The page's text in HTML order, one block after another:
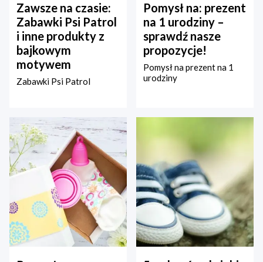
Zawsze na czasie:
Zabawki Psi Patrol
i inne produkty z
bajkowym
motywem
Zabawki Psi Patrol
Pomysł na: prezent
na 1 urodziny –
sprawdź nasze
propozycje!
Pomysł na prezent na 1
urodziny